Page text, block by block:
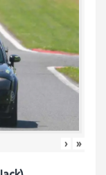
› »